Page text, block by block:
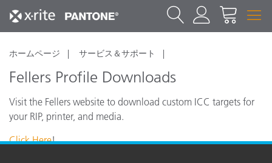
ホームページ サービス＆サポート
Fellers Profile Downloads
Visit the Fellers website to download custom ICC targets for
your RIP, printer, and media.
Click Here!